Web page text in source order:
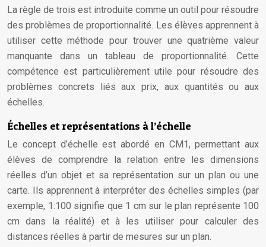
La règle de trois est introduite comme un outil pour résoudre
des problèmes de proportionnalité. Les élèves apprennent à
utiliser cette méthode pour trouver une quatrième valeur
manquante dans un tableau de proportionnalité. Cette
compétence est particulièrement utile pour résoudre des
problèmes concrets liés aux prix, aux quantités ou aux
échelles.
Échelles et représentations à l’échelle
Le concept d’échelle est abordé en CM1, permettant aux
élèves de comprendre la relation entre les dimensions
réelles d’un objet et sa représentation sur un plan ou une
carte. Ils apprennent à interpréter des échelles simples (par
exemple, 1:100 signifie que 1 cm sur le plan représente 100
cm dans la réalité) et à les utiliser pour calculer des
distances réelles à partir de mesures sur un plan.